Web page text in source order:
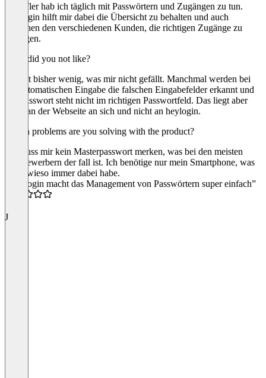
Als ITler hab ich täglich mit Passwörtern und Zugängen zu tun.
Heylogin hilft mir dabei die Übersicht zu behalten und auch
zwischen den verschiedenen Kunden, die richtigen Zugänge zu
managen.
What did you not like?
Es gibt bisher wenig, was mir nicht gefällt. Manchmal werden bei
der automatischen Eingabe die falschen Eingabefelder erkannt und
das Passwort steht nicht im richtigen Passwortfeld. Das liegt aber
meist an der Webseite an sich und nicht an heylogin.
Which problems are you solving with the product?
Ich muss mir kein Masterpasswort merken, was bei den meisten
Wettbewerbern der fall ist. Ich benötige nur mein Smartphone, was
ich sowieso immer dabei habe.
“Heylogin macht das Management von Passwörtern super einfach”
J